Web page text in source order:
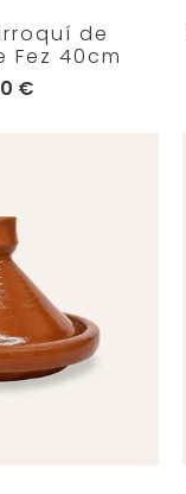
de
Fez 40cm
€